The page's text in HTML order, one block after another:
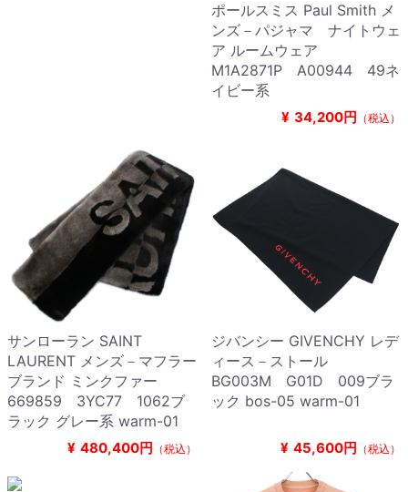
ポールスミス Paul Smith メ
ンズ－パジャマ ナイトウェ
ア ルームウェア
M1A2871P A00944 49ネ
イビー系
¥ 34,200円 （税込）
サンローラン SAINT
LAURENT メンズ－マフラー
ブランド ミンクファー
669859 3YC77 1062ブ
ラック グレー系 warm-01
¥ 480,400円 （税込）
ジバンシー GIVENCHY レデ
ィース－ストール
BG003M G01D 009ブラ
ック bos-05 warm-01
¥ 45,600円 （税込）